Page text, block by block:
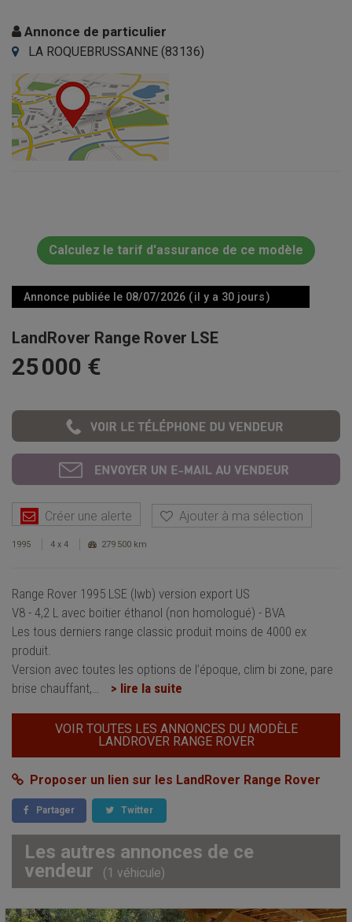
Annonce de particulier
LA ROQUEBRUSSANNE (83136)
Calculez le tarif d'assurance de ce modèle
Annonce publiée le 08/07/2026 ( il y a 30 jours )
LandRover Range Rover LSE
25 000 €
Créer une alerte Ajouter à ma sélection
1995 4 x 4 279 500 km
Range Rover 1995 LSE (lwb) version export US
V8 - 4,2 L avec boitier éthanol (non homologué) - BVA
Les tous derniers range classic produit moins de 4000 ex
produit.
Version avec toutes les options de l’époque, clim bi zone, pare
brise chauffant,
> lire la suite
VOIR TOUTES LES ANNONCES DU MODÈLE
LANDROVER RANGE ROVER
Proposer un lien sur les LandRover Range Rover
Partager Twitter
Les autres annonces de ce
vendeur
(1 véhicule)